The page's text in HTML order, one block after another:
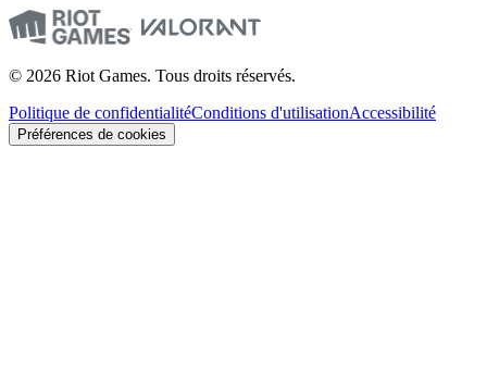
© 2026 Riot Games. Tous droits réservés.
Politique de confidentialitéConditions d'utilisationAccessibilité
Préférences de cookies